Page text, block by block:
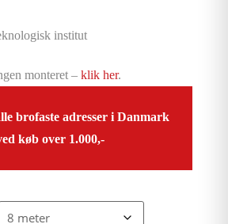
institut
monteret – klik her.
brofaste adresser i Danmark
køb over 1.000,-